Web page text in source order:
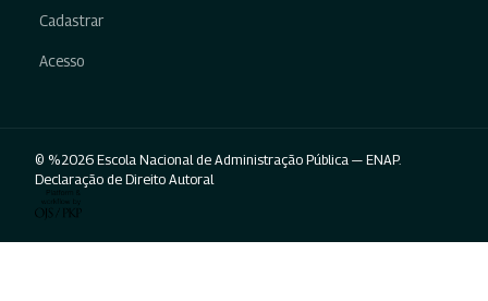
Cadastrar
Acesso
© %2026 Escola Nacional de Administração Pública — ENAP.
Declaração de Direito Autoral